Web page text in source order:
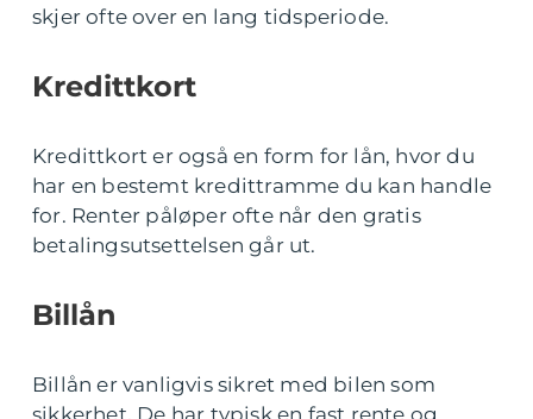
skjer ofte over en lang tidsperiode.
Kredittkort
Kredittkort er også en form for lån, hvor du
har en bestemt kredittramme du kan handle
for. Renter påløper ofte når den gratis
betalingsutsettelsen går ut.
Billån
Billån er vanligvis sikret med bilen som
sikkerhet. De har typisk en fast rente og